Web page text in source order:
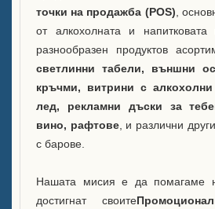
Кутия E LED квадратна
ледена кофа
Дисплей с форма на смола
на корпус D X
Охладител за лед за
търкаляне на корпус C
Кутия B LED кофа за лед
точки на продажба (POS) ,
от алкохолната и
разнообразен продуктов
светлинни табели, външни
кръчми, витрини с
лед, рекламни дъски за
вино, рафтове, и различни
с барове.
Нашата мисия е да помагаме
достигнат своите